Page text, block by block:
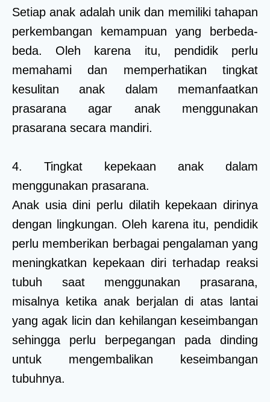
Setiap anak adalah unik dan memiliki tahapan
perkembangan kemampuan yang berbeda-
beda. Oleh karena itu, pendidik perlu
memahami dan memperhatikan tingkat
kesulitan anak dalam memanfaatkan
prasarana agar anak menggunakan
prasarana secara mandiri.
4. Tingkat kepekaan anak dalam
menggunakan prasarana.
Anak usia dini perlu dilatih kepekaan dirinya
dengan lingkungan. Oleh karena itu, pendidik
perlu memberikan berbagai pengalaman yang
meningkatkan kepekaan diri terhadap reaksi
tubuh saat menggunakan prasarana,
misalnya ketika anak berjalan di atas lantai
yang agak licin dan kehilangan keseimbangan
sehingga perlu berpegangan pada dinding
untuk mengembalikan keseimbangan
tubuhnya.